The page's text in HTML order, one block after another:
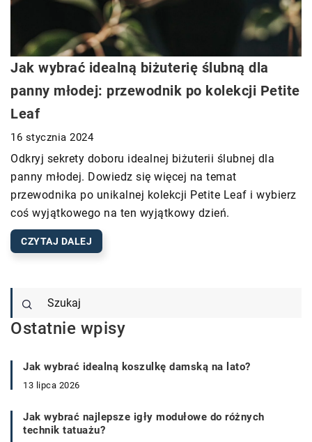
Jak wybrać idealną biżuterię ślubną dla
panny młodej: przewodnik po kolekcji Petite
Leaf
16 stycznia 2024
Odkryj sekrety doboru idealnej biżuterii ślubnej dla
panny młodej. Dowiedz się więcej na temat
przewodnika po unikalnej kolekcji Petite Leaf i wybierz
coś wyjątkowego na ten wyjątkowy dzień.
CZYTAJ DALEJ
Ostatnie wpisy
Jak wybrać idealną koszulkę damską na lato?
13 lipca 2026
Jak wybrać najlepsze igły modułowe do różnych
technik tatuażu?